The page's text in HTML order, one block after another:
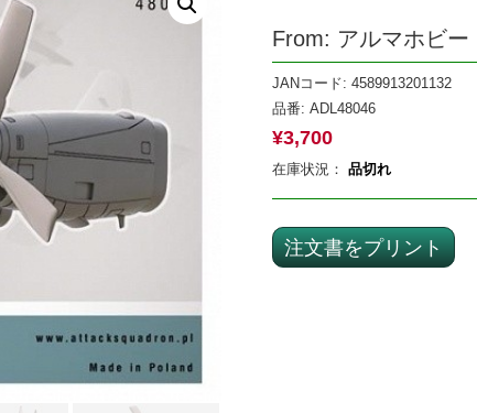
From: アルマホビー
JANコード: 4589913201132
品番: ADL48046
¥3,700
在庫状況： 品切れ
注文書をプリント